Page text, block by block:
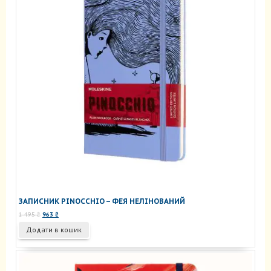
ЗАПИСНИК PINOCCHIO – ФЕЯ НЕЛІНОВАНИЙ
1 495₴ Оригінальна
1
495 ₴.
963 ₴Поточна
963 ₴.
Додати в кошик